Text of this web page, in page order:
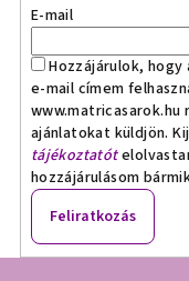
E-mail
Hozzájárulok,
e-mail címem
ajánlatokat küldjön.
tájékoztatót
hozzájárulásom
Feliratkozás